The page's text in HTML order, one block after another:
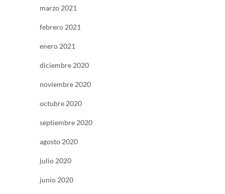
marzo 2021
febrero 2021
enero 2021
diciembre 2020
noviembre 2020
octubre 2020
septiembre 2020
agosto 2020
julio 2020
junio 2020